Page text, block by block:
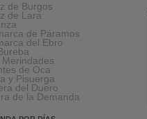
de Burgos
de Lara
de Páramos
del Ebro
Merindades
de Oca
y Pisuerga
del Duero
de la Demanda